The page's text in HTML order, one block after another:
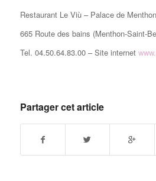
Restaurant Le Viù – Palace de Menthon
665 Route des bains (Menthon-Saint-
Tel. 04.50.64.83.00 – Site internet
Partager cet article